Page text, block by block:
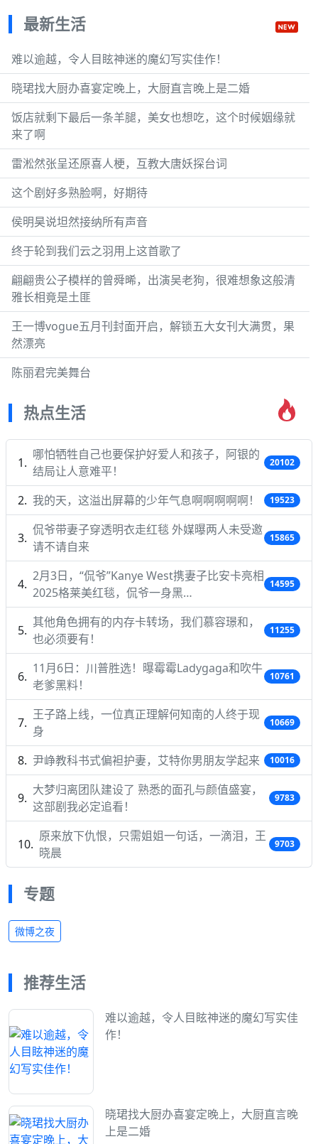
最新生活
难以逾越，令人目眩神迷的魔幻写实佳作！
晓珺找大厨办喜宴定晚上，大厨直言晚上是二婚
饭店就剩下最后一条羊腿，美女也想吃，这个时候姻缘就
来了啊
雷淞然张呈还原喜人梗，互教大唐妖探台词
这个剧好多熟脸啊，好期待
侯明昊说坦然接纳所有声音
终于轮到我们云之羽用上这首歌了
翩翩贵公子模样的曾舜晞，出演吴老狗，很难想象这般清
雅长相竟是土匪
王一博vogue五月刊封面开启，解锁五大女刊大满贯，果
然漂亮
陈丽君完美舞台
热点生活
哪怕牺牲自己也要保护好爱人和孩子，阿银的
结局让人意难平！
20102
我的天，这溢出屏幕的少年气息啊啊啊啊啊！ 19523
侃爷带妻子穿透明衣走红毯 外媒曝两人未受邀
请不请自来
15865
2月3日，“侃爷”Kanye West携妻子比安卡亮相
2025格莱美红毯，侃爷一身黑…
14595
其他角色拥有的内存卡转场，我们慕容璟和，
也必须要有！
11255
11月6日：川普胜选！曝霉霉Ladygaga和吹牛
老爹黑料！
10761
王子路上线，一位真正理解何知南的人终于现
身
10669
尹峥教科书式偏袒护妻，艾特你男朋友学起来 10016
大梦归离团队建设了 熟悉的面孔与颜值盛宴，
这部剧我必定追看！
9783
原来放下仇恨，只需姐姐一句话，一滴泪，王
晓晨
9703
专题
微博之夜
推荐生活
难以逾越，令人目眩神迷的魔幻写实佳
作！
晓珺找大厨办喜宴定晚上，大厨直言晚
上是二婚